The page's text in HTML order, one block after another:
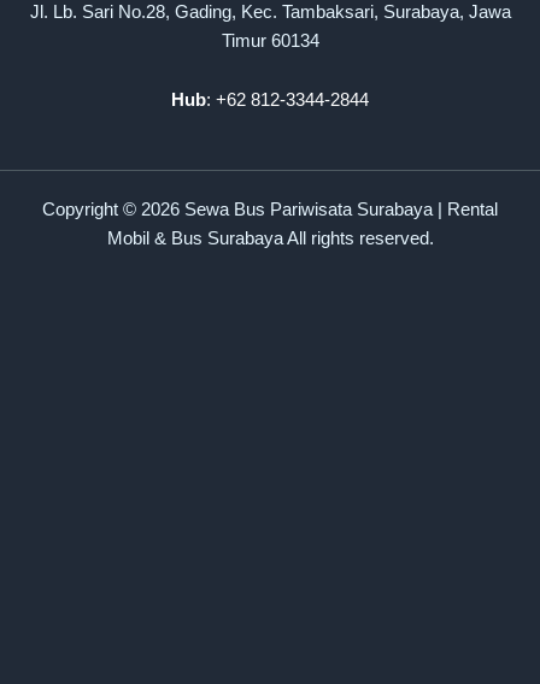
Jl. Lb. Sari No.28, Gading, Kec. Tambaksari, Surabaya, Jawa
Timur 60134
Hub: +62 812-3344-2844
Copyright © 2026 Sewa Bus Pariwisata Surabaya | Rental
Mobil & Bus Surabaya All rights reserved.